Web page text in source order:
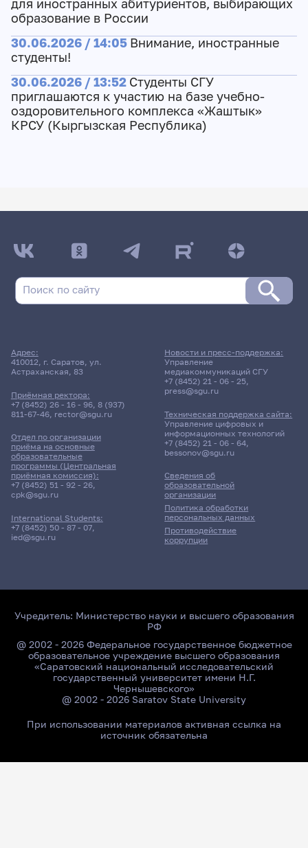
для иностранных абитуриентов, выбирающих
образование в России
30.06.2026 / 14:05 Внимание, иностранные
студенты!
30.06.2026 / 13:52 Студенты СГУ
приглашаются к участию на базе учебно-
оздоровительного комплекса «Жаштык»
КРСУ (Кыргызская Республика)
Адрес:
410012, г. Саратов, ул.
Астраханская, 83
Приёмная ректора:
+7 (8452) 26 - 16 - 96, 8 (937)
811-67-46, rector@sgu.ru
Отдел по организации
приёма на основные
образовательные
программы (Центральная
приёмная комиссия):
+7 (8452) 51 - 92 - 26,
cpk@sgu.ru
International Students:
+7 (8452) 50 - 87 - 07,
ied@sgu.ru
Сведения об
образовательной
организации
Политика обработки
персональных данных
Противодействие
коррупции
Новости и пресс-поддержка:
Управление
медиакоммуникаций СГУ
+7 (8452) 21 - 06 - 25,
press@sgu.ru
Техническая поддержка сайта:
Управление цифровых и
информационных технологий
+7 (8452) 21 - 06 - 64,
bessonov@sgu.ru
Учредитель: Министерство науки и высшего образования
РФ
@ 2002 - 2026 Федеральное государственное бюджетное
образовательное учреждение высшего образования
«Саратовский национальный исследовательский
государственный университет имени Н.Г.
Чернышевского»
@ 2002 - 2026 Saratov State University
При использовании материалов активная ссылка на
источник обязательна